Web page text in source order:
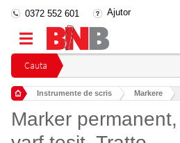
Cauta
0372 552 601 Ajutor
Instrumente de scris Markere
Marker